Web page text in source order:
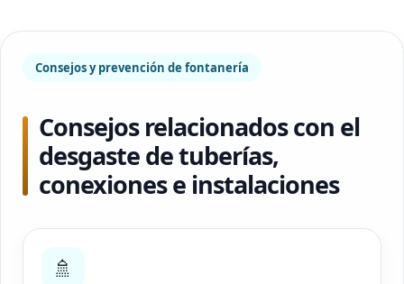
Consejos y prevención de fontanería
Consejos relacionados con el
desgaste de tuberías,
conexiones e instalaciones
🚿